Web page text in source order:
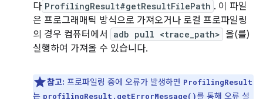
다 ProfilingResult#getResultFilePath . 이 파일
은 프로그래매틱 방식으로 가져오거나 로컬 프로파일링
의 경우 컴퓨터에서
adb pull <trace_path> 을(를)
실행하여 가져올 수 있습니다.
참고: 프로파일링 중에 오류가 발생하면 ProfilingResult
는 profilingResult.getErrorMessage()를 통해 오류 설